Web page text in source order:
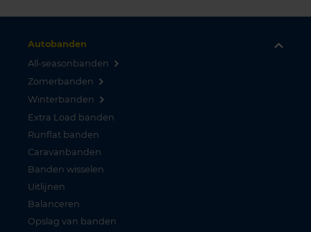
Autobanden
All-seasonbanden
Zomerbanden
Winterbanden
Extra Load banden
Runflat banden
Caravanbanden
Banden wisselen
Uitlijnen
Balanceren
Opslag van banden